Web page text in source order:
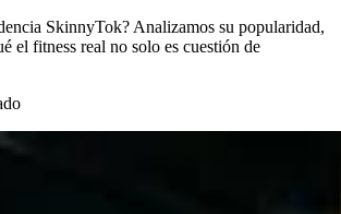
SkinnyTok? Analizamos su popularidad,
el fitness real no solo es cuestión de